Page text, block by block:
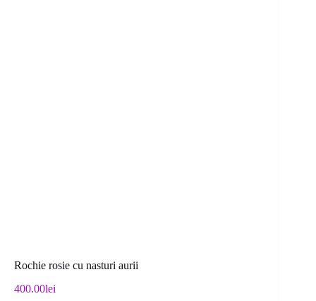
Rochie rosie cu nasturi aurii
400.00lei